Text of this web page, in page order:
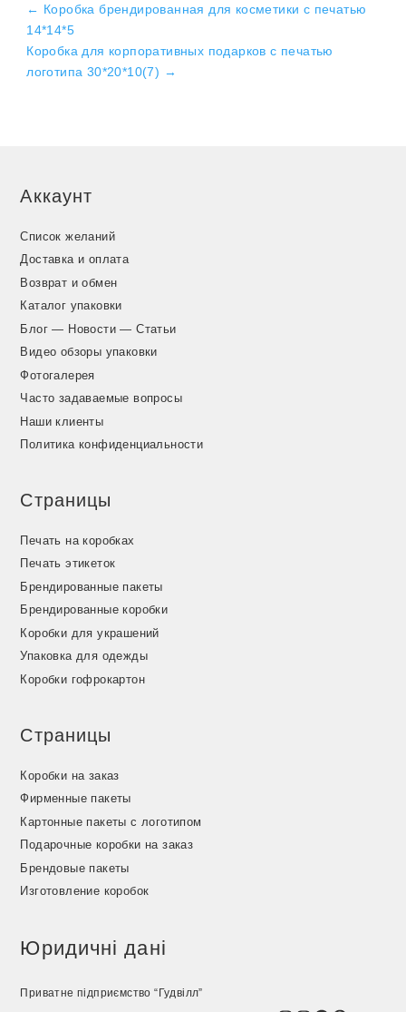
← Коробка брендированная для косметики с печатью
14*14*5
Коробка для корпоративных подарков с печатью
логотипа 30*20*10(7) →
Аккаунт
Список желаний
Доставка и оплата
Возврат и обмен
Каталог упаковки
Блог — Новости — Статьи
Видео обзоры упаковки
Фотогалерея
Часто задаваемые вопросы
Наши клиенты
Политика конфиденциальности
Страницы
Печать на коробках
Печать этикеток
Брендированные пакеты
Брендированные коробки
Коробки для украшений
Упаковка для одежды
Коробки гофрокартон
Страницы
Коробки на заказ
Фирменные пакеты
Картонные пакеты с логотипом
Подарочные коробки на заказ
Брендовые пакеты
Изготовление коробок
Юридичні дані
Приватне підприємство “Гудвілл”